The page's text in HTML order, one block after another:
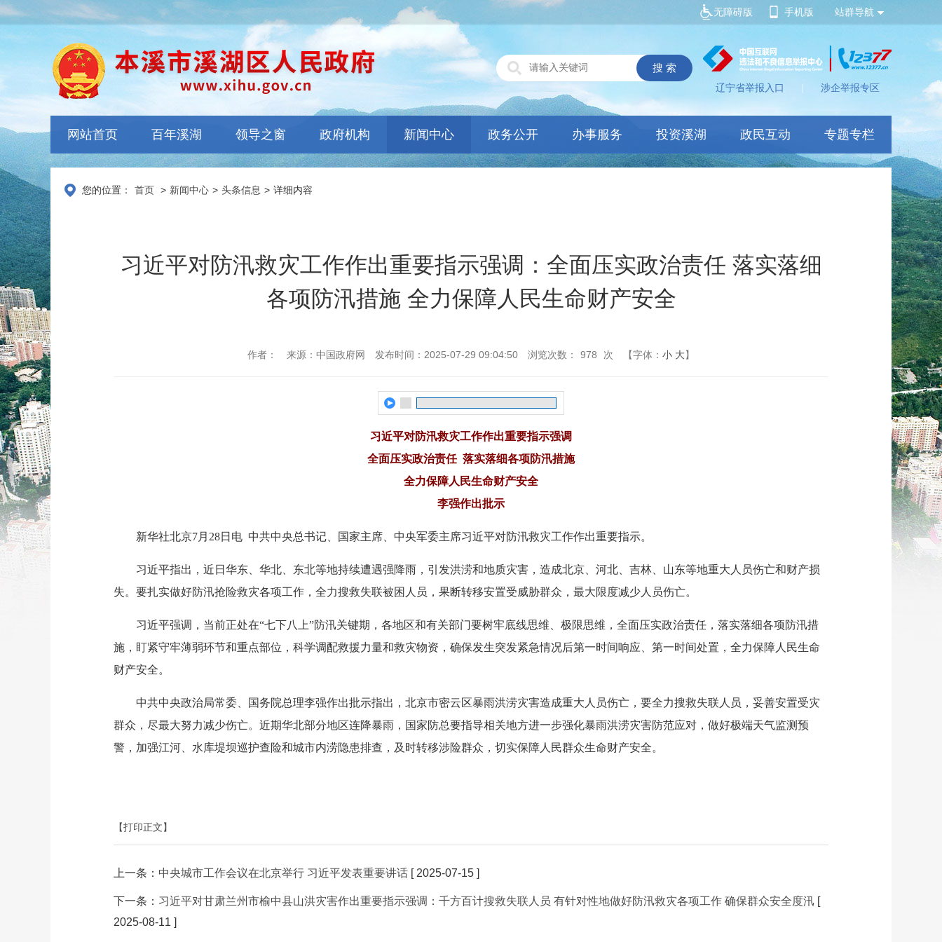
站群导航
无障碍版 手机版
辽宁省举报入口 | 涉企举报专区
网站首页 百年溪湖 领导之窗 政府机构 新闻中心 政务公开 办事服务 投资溪湖 政民互动 专题专栏
您的位置： 首页 > 新闻中心 > 头条信息 > 详细内容
习近平对防汛救灾工作作出重要指示强调：全面压实政治责任 落实落细
各项防汛措施 全力保障人民生命财产安全
作者： 来源：中国政府网 发布时间：2025-07-29 09:04:50 浏览次数： 978 次 【字体： 小 大】
习近平对防汛救灾工作作出重要指示强调
全面压实政治责任 落实落细各项防汛措施
全力保障人民生命财产安全
李强作出批示
新华社北京7月28日电 中共中央总书记、国家主席、中央军委主席习近平对防汛救灾工作作出重要指示。
习近平指出，近日华东、华北、东北等地持续遭遇强降雨，引发洪涝和地质灾害，造成北京、河北、吉林、山东等地重大人员伤亡和财产损
失。要扎实做好防汛抢险救灾各项工作，全力搜救失联被困人员，果断转移安置受威胁群众，最大限度减少人员伤亡。
习近平强调，当前正处在“七下八上”防汛关键期，各地区和有关部门要树牢底线思维、极限思维，全面压实政治责任，落实落细各项防汛措
施，盯紧守牢薄弱环节和重点部位，科学调配救援力量和救灾物资，确保发生突发紧急情况后第一时间响应、第一时间处置，全力保障人民生命
财产安全。
中共中央政治局常委、国务院总理李强作出批示指出，北京市密云区暴雨洪涝灾害造成重大人员伤亡，要全力搜救失联人员，妥善安置受灾
群众，尽最大努力减少伤亡。近期华北部分地区连降暴雨，国家防总要指导相关地方进一步强化暴雨洪涝灾害防范应对，做好极端天气监测预
警，加强江河、水库堤坝巡护查险和城市内涝隐患排查，及时转移涉险群众，切实保障人民群众生命财产安全。
【打印正文】
上一条： 中央城市工作会议在北京举行 习近平发表重要讲话 [ 2025-07-15 ]
下一条： 习近平对甘肃兰州市榆中县山洪灾害作出重要指示强调：千方百计搜救失联人员 有针对性地做好防汛救灾各项工作 确保群众安全度汛 [
2025-08-11 ]